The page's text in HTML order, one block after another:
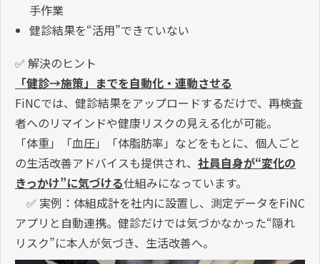
手作業
健診結果を“活用”できていない
✅ 解決のヒント
「健診→施策」までを自動化・連動させる
FiNCでは、健診結果をアップロードするだけで、再検査
者へのリマインドや健康リスクの見える化が可能。
「体重」「血圧」「体脂肪率」などをもとに、個人ごと
の生活改善アドバイスも提供され、 社員自身が“変化の
きっかけ”に気づける仕組みになっています。
✅ 実例：体組成計を社内に設置し、測定データをFiNC
アプリと自動連携。健診だけでは気づかなかった“隠れ
リスク”に本人が気づき、生活改善へ。